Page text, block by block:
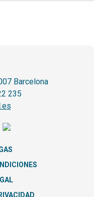
Barcelona
235